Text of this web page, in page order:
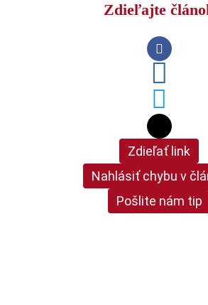
Zdieľajte
Zdieľať link
Nahlásiť chybu v
Pošlite nám tip